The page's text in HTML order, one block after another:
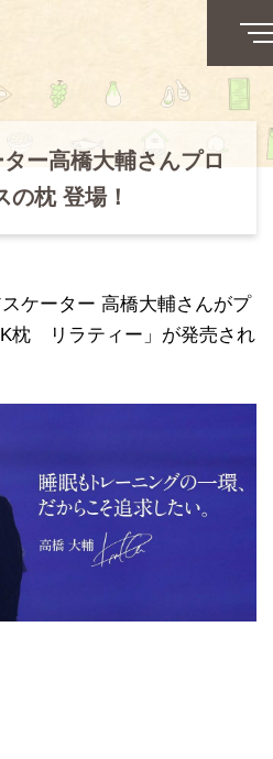
ー高橋大輔さんプロ
の枕 登場！
ケーター 高橋大輔さんがプ
枕 リラティー」が発売され